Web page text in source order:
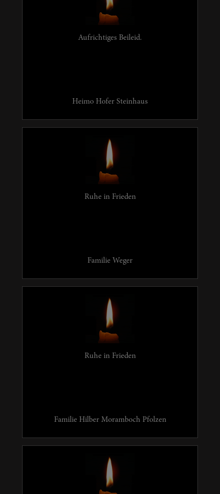
Aufrichtiges Beileid.
Heimo Hofer Steinhaus
Ruhe in Frieden
Familie Weger
Ruhe in Frieden
Familie Hilber Moramboch Pfolzen